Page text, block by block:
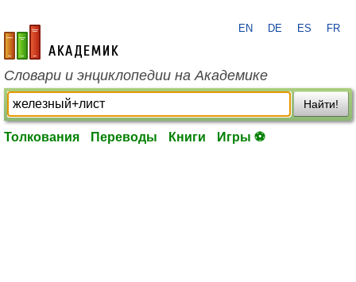
academic.ru
EN DE ES FR
Словари и энциклопедии на Академике
Найти!
Толкования Переводы Книги Игры ⚽